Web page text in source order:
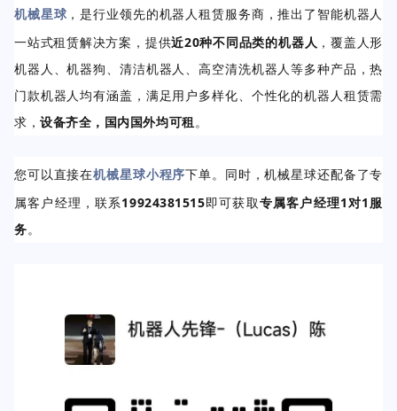
机械星球 ，是行业领先的机器人租赁服务商，推出了智能机器人
一站式租赁解决方案，提供近20种不同品类的机器人 ，覆盖人形
机器人、机器狗、清洁机器人、高空清洗机器人等多种产品，热
门款机器人均有涵盖，满足用户多样化、个性化的机器人租赁需
求，设备齐全，国内国外均可租。
您可以直接在机械星球小程序下单。同时，机械星球还配备了专
属客户经理，联系19924381515即可获取专属客户经理1对1服
务。